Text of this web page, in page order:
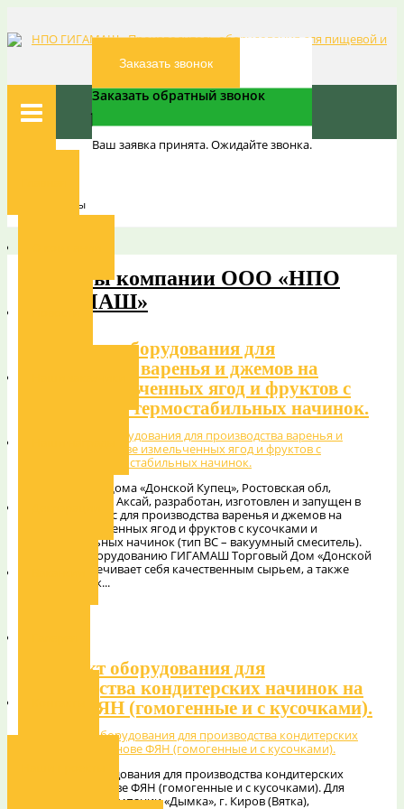
Заказать звонок
Заказать обратный звонок
Ваш заявка принята. Ожидайте звонка.
Наши проекты
Проекты компании ООО «НПО
ГИГАМАШ»
Комплекта оборудования для
производства варенья и джемов на
основе измельченных ягод и фруктов с
кусочками и термостабильных начинок.
Для Торгового Дома «Донской Купец», Ростовская обл,
Аксайский р-н, г. Аксай, разработан, изготовлен и запущен в
работу комплекс для производства варенья и джемов на
основе измельченных ягод и фруктов с кусочками и
термостабильных начинок (тип ВС – вакуумный смеситель).
Благодаря оборудованию ГИГАМАШ Торговый Дом «Донской
Купец» обеспечивает себя качественным сырьем, а также
имеет возмож...
Комплект оборудования для
производства кондитерских начинок на
основе ФЯН (гомогенные и с кусочками).
Комплект оборудования для производства кондитерских
начинок на основе ФЯН (гомогенные и с кусочками). Для
Кондитерской компании «Дымка», г. Киров (Вятка),